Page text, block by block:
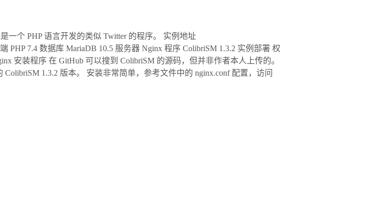
一个 PHP 语言开发的类似 Twitter 的程序。 实例地址
PHP 7.4 数据库 MariaDB 10.5 服务器 Nginx 程序 ColibriSM 1.3.2 实例部署 权
安装程序 在 GitHub 可以搜到 ColibriSM 的源码，但并非作者本人上传的。
1.3.2 版本。 安装非常简单，参考文件中的 nginx.conf 配置，访问